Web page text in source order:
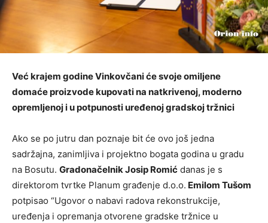
Već krajem godine Vinkovčani će svoje omiljene
domaće proizvode kupovati na natkrivenoj, moderno
opremljenoj i u potpunosti uređenoj gradskoj tržnici
Ako se po jutru dan poznaje bit će ovo još jedna
sadržajna, zanimljiva i projektno bogata godina u gradu
na Bosutu. Gradonačelnik Josip Romić danas je s
direktorom tvrtke Planum građenje d.o.o. Emilom Tušom
potpisao “Ugovor o nabavi radova rekonstrukcije,
uređenja i opremanja otvorene gradske tržnice u